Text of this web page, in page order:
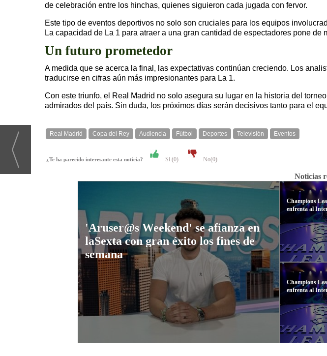
de celebración entre los hinchas, quienes siguieron cada jugada con fervor.
Este tipo de eventos deportivos no solo son cruciales para los equipos
La capacidad de La 1 para atraer a una gran cantidad de espectadores pone
Un futuro prometedor
A medida que se acerca la final, las expectativas continúan creciendo. Los
traducirse en cifras aún más impresionantes para La 1.
Con este triunfo, el Real Madrid no solo asegura su lugar en la historia del
admirados del país. Sin duda, los próximos días serán decisivos tanto para el
Real Madrid Copa del Rey Audiencia Fútbol Deportes Televisión Eventos
¿Te ha parecido interesante esta noticia? Si (0) No(0)
Noticias
'Aruser@s Weekend' se afianza en
laSexta con gran éxito los fines de
semana
Champions
enfrenta al
Champions
enfrenta al